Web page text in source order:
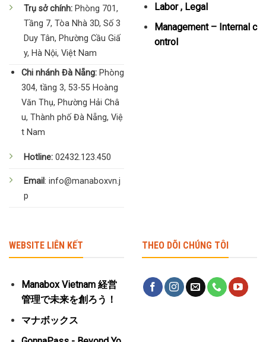
Trụ sở chính: Phòng 701,
Tầng 7, Tòa Nhà 3D, Số 3
Duy Tân, Phường Cầu Giấ
y, Hà Nội, Việt Nam
Chi nhánh Đà Nẵng:Phòng
304, tầng 3, 53-55 Hoàng
Văn Thụ, Phường Hải Châ
u, Thành phố Đà Nẵng, Việ
t Nam
Hotline: 02432.123.450
Email: info@manaboxvn.j
p
Labor , Legal
Management – Internal c
ontrol
WEBSITE LIÊN KẾT
Manabox Vietnam 経営
管理で未来を創ろう！
マナボックス
THEO DÕI CHÚNG TÔI